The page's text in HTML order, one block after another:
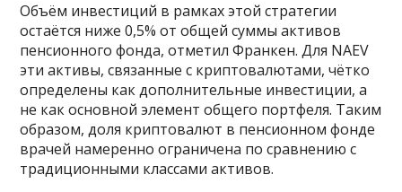
Объём инвестиций в рамках этой стратегии
остаётся ниже 0,5% от общей суммы активов
пенсионного фонда, отметил Франкен. Для NAEV
эти активы, связанные с криптовалютами, чётко
определены как дополнительные инвестиции, а
не как основной элемент общего портфеля. Таким
образом, доля криптовалют в пенсионном фонде
врачей намеренно ограничена по сравнению с
традиционными классами активов.